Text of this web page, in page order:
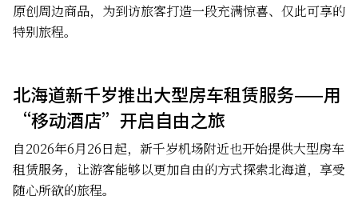
原创周边商品，为到访旅客打造一段充满惊喜、仅此可享的
特别旅程。
北海道新千岁推出大型房车租赁服务——用
“移动酒店”开启自由之旅
自2026年6月26日起，新千岁机场附近也开始提供大型房车
租赁服务，让游客能够以更加自由的方式探索北海道，享受
随心所欲的旅程。